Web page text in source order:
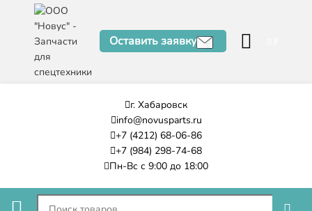
Оставить заявку
г. Хабаровск
info@novusparts.ru
+7 (4212) 68-06-86
+7 (984) 298-74-68
Пн-Вс с 9:00 до 18:00